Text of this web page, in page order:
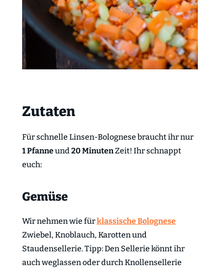
Zutaten
Für schnelle Linsen-Bolognese braucht ihr nur
1 Pfanneund20 MinutenZeit! Ihr schnappt
euch:
Gemüse
Wir nehmen wie fürklassische Bolognese
Zwiebel, Knoblauch, Karotten und
Staudensellerie. Tipp: Den Sellerie könnt ihr
auch weglassen oder durch Knollensellerie